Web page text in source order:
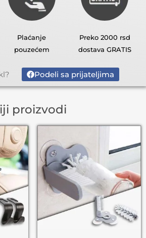
Plaćanje
pouzećem
Preko 2000 rsd
dostava GRATIS
Podeli sa prijateljima
proizvodi